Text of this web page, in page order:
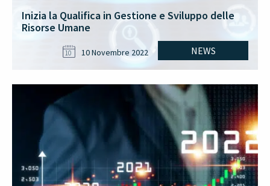
Inizia la Qualifica in Gestione e Sviluppo delle
Risorse Umane
NEWS
10 10 Novembre 2022